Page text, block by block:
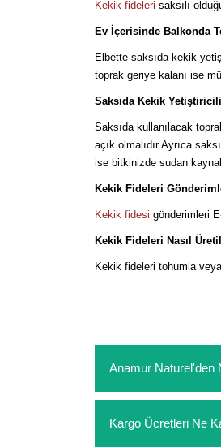
Kekik fideleri saksılı
Ev İçerisinde Balkonda
Elbette saksıda kekik
toprak geriye kalanı ise
Saksıda Kekik
Saksıda kullanılacak
açık olmalıdır.Ayrıca
ise bitkinizde sudan
Kekik Fideleri
Kekik fidesi gönderimleri
Kekik Fideleri Nasıl
Kekik fideleri tohumla
Anamur Naturel'den
sipariş verebilirsiniz.
ödeme yoktur.
Kargo Ücretleri Ne